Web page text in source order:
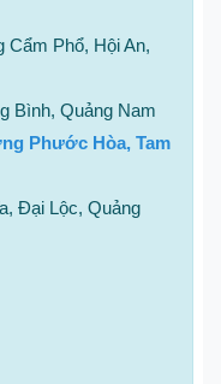
Phổ, Hội An,
Bình, Quảng Nam
Phước Hòa, Tam
Đại Lộc, Quảng